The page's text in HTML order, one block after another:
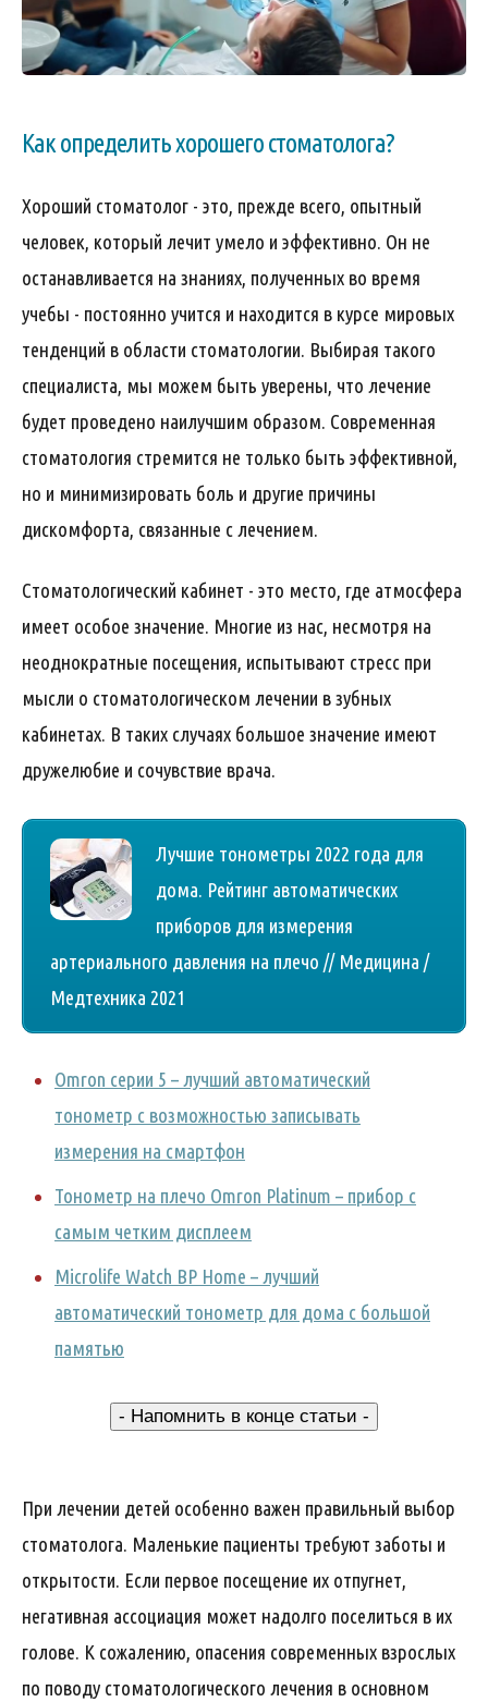
Как определить хорошего стоматолога?
Хороший стоматолог - это, прежде всего, опытный
человек, который лечит умело и эффективно. Он не
останавливается на знаниях, полученных во время
учебы - постоянно учится и находится в курсе мировых
тенденций в области стоматологии. Выбирая такого
специалиста, мы можем быть уверены, что лечение
будет проведено наилучшим образом. Современная
стоматология стремится не только быть эффективной,
но и минимизировать боль и другие причины
дискомфорта, связанные с лечением.
Стоматологический кабинет - это место, где атмосфера
имеет особое значение. Многие из нас, несмотря на
неоднократные посещения, испытывают стресс при
мысли о стоматологическом лечении в зубных
кабинетах. В таких случаях большое значение имеют
дружелюбие и сочувствие врача.
Лучшие тонометры 2022 года для
дома. Рейтинг автоматических
приборов для измерения
артериального давления на плечо // Медицина /
Медтехника 2021
Omron серии 5 – лучший автоматический
тонометр с возможностью записывать
измерения на смартфон
Тонометр на плечо Omron Platinum – прибор с
самым четким дисплеем
Microlife Watch BP Home – лучший
автоматический тонометр для дома с большой
памятью
- Напомнить в конце статьи -
При лечении детей особенно важен правильный выбор
стоматолога. Маленькие пациенты требуют заботы и
открытости. Если первое посещение их отпугнет,
негативная ассоциация может надолго поселиться в их
голове. К сожалению, опасения современных взрослых
по поводу стоматологического лечения в основном